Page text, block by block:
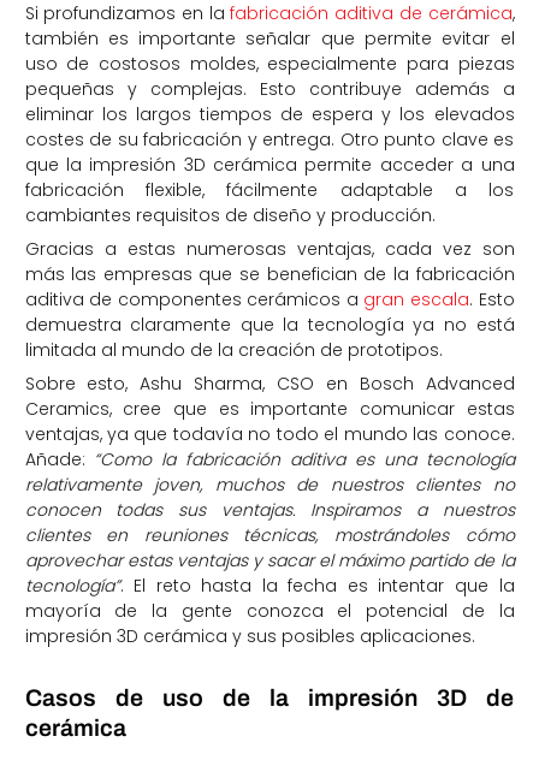
Si profundizamos en lafabricación aditiva de cerámica,
también es importante señalar que permite evitar el
uso de costosos moldes, especialmente para piezas
pequeñas y complejas. Esto contribuye además a
eliminar los largos tiempos de espera y los elevados
costes de su fabricación y entrega. Otro punto clave es
que la impresión 3D cerámica permite acceder a una
fabricación flexible, fácilmente adaptable a los
cambiantes requisitos de diseño y producción.
Gracias a estas numerosas ventajas, cada vez son
más las empresas que se benefician de la fabricación
aditiva de componentes cerámicos a gran escala. Esto
demuestra claramente que la tecnología ya no está
limitada al mundo de la creación de prototipos.
Sobre esto, Ashu Sharma, CSO en Bosch Advanced
Ceramics, cree que es importante comunicar estas
ventajas, ya que todavía no todo el mundo las conoce.
Añade: “Como la fabricación aditiva es una tecnología
relativamente joven, muchos de nuestros clientes no
conocen todas sus ventajas. Inspiramos a nuestros
clientes en reuniones técnicas, mostrándoles cómo
aprovechar estas ventajas y sacar el máximo partido de la
tecnología”. El reto hasta la fecha es intentar que la
mayoría de la gente conozca el potencial de la
impresión 3D cerámica y sus posibles aplicaciones.
Casos de uso de la impresión 3D de
cerámica